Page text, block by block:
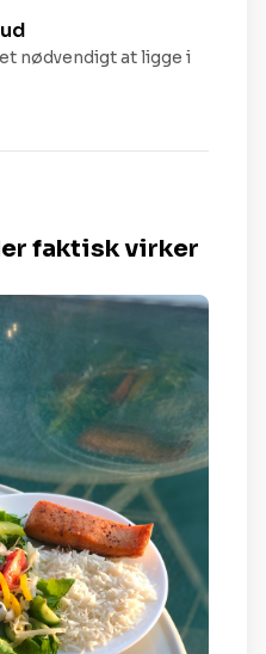
nødvendigt at ligge i
faktisk virker